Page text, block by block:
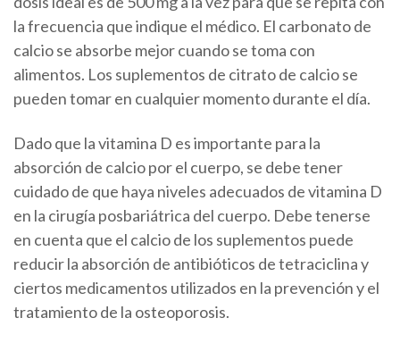
la frecuencia que indique el médico. El carbonato de
calcio se absorbe mejor cuando se toma con
alimentos. Los suplementos de citrato de calcio se
pueden tomar en cualquier momento durante el día.
Dado que la vitamina D es importante para la
absorción de calcio por el cuerpo, se debe tener
cuidado de que haya niveles adecuados de vitamina D
en la cirugía posbariátrica del cuerpo. Debe tenerse
en cuenta que el calcio de los suplementos puede
reducir la absorción de antibióticos de tetraciclina y
ciertos medicamentos utilizados en la prevención y el
tratamiento de la osteoporosis.